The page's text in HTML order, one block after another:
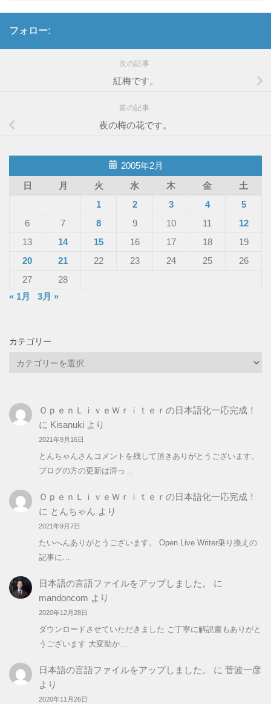
フォロー:
次の記事
紅梅です。
前の記事
夜の梅の花です。
2005年2月
日
月 火 水 木 金
土
1
2 3 4
5
6
7 8 9 10 11
12
13
14 15 16 17 18
19
20
21 22 23 24 25
26
27
28
« 1月
3月 »
カテゴリー
リ
ー
ＯｐｅｎＬｉｖｅＷｒｉｔｅｒの日本語化一応完成！
に Kisanukiより
2021年9月16日
とんちゃんさんコメントを残して頂きありがとうございます。
ブログの方の更新は滞っ…
ＯｐｅｎＬｉｖｅＷｒｉｔｅｒの日本語化一応完成！
に とんちゃん より
2021年9月7日
たいへんありがとうございます。 Open Live Writer乗り換えの
記事に…
日本語の言語ファイルをアップしました。
に
mandoncom より
2020年12月28日
ダウンロードさせていただきました ご丁寧に解説書もありがと
うございます 大変助か…
日本語の言語ファイルをアップしました。 に 菅波一彦
より
2020年11月26日